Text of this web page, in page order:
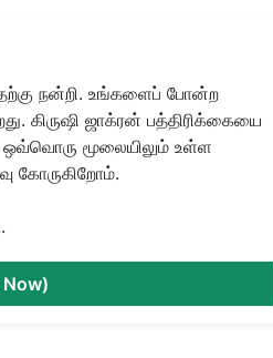
நன்றி. உங்களைப் போன்ற
கிருஷி ஜாக்ரன் பத்திரிக்கையை
ஒவ்வொரு மூலையிலும் உள்ள
கோருகிறோம்.
Now)